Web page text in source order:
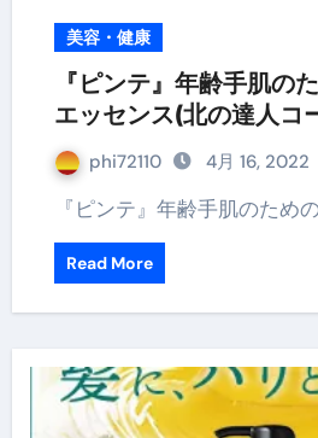
美容・健康
『ピンテ』年齢手肌の
エッセンス(北の達人コ
phi72110 4月 16, 2022
『ピンテ』年齢手肌のた
Read More